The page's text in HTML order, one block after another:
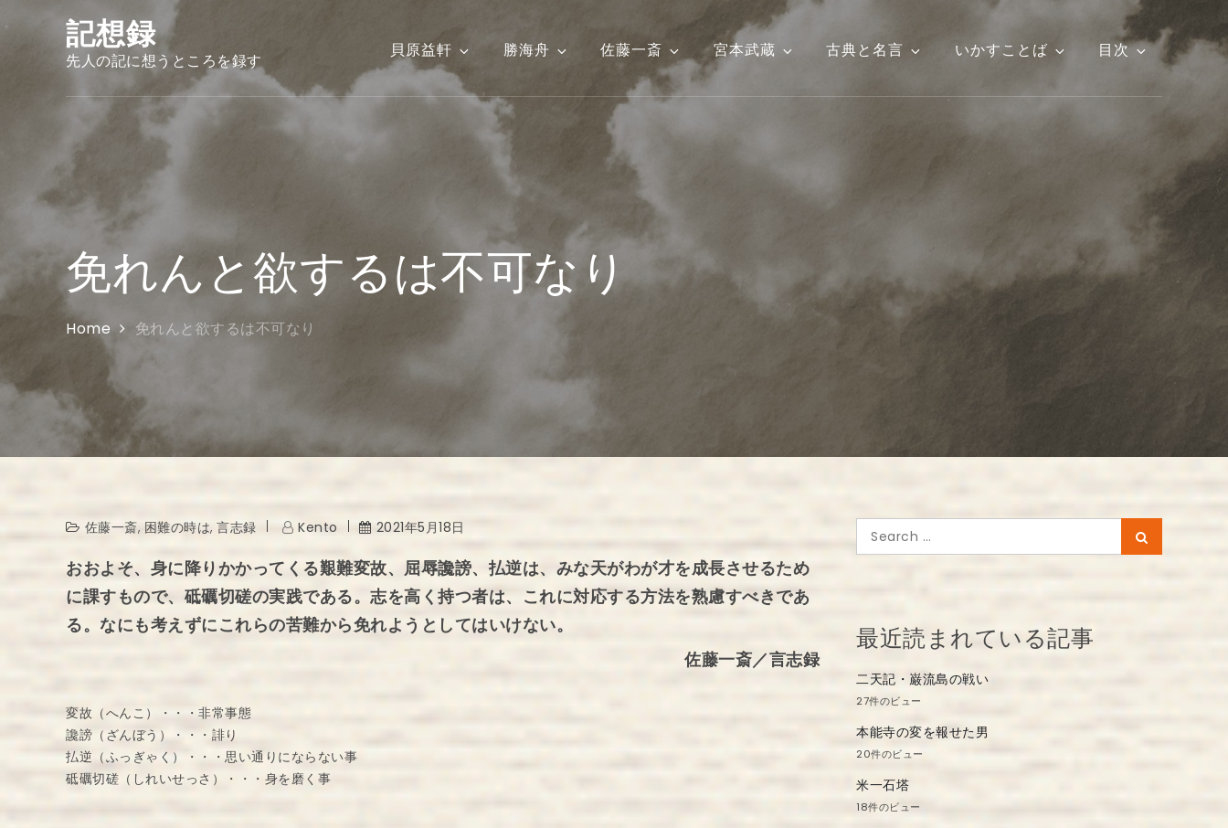
to
記想録
先人の記に想うところを録す
貝原益軒 勝海舟 佐藤一斎 宮本武蔵 古典と名言 いかすことば 目次
免れんと欲するは不可なり
Home 免れんと欲するは不可なり
佐藤一斎, 困難の時は, 言志録 Kento 2021年5月18日
おおよそ、身に降りかかってくる艱難変故、屈辱讒謗、払逆は、みな天がわが才を成長させるため
に課すもので、砥礪切磋の実践である。志を高く持つ者は、これに対応する方法を熟慮すべきであ
る。なにも考えずにこれらの苦難から免れようとしてはいけない。
佐藤一斎／言志録
変故（へんこ）・・・非常事態
讒謗（ざんぼう）・・・誹り
払逆（ふっぎゃく）・・・思い通りにならない事
砥礪切磋（しれいせっさ）・・・身を磨く事
Search
for:
最近読まれている記事
二天記・巌流島の戦い
27件のビュー
本能寺の変を報せた男
20件のビュー
米一石塔
18件のビュー